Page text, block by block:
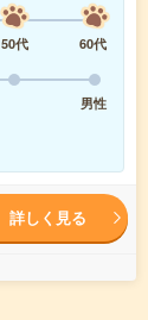
50代
60代
男性
詳しく見る